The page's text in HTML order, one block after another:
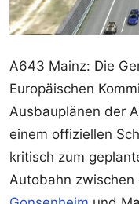
A643 Mainz: Die
Europäischen
Ausbauplänen der
einem offiziellen
kritisch zum
Autobahn